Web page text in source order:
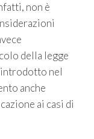
non è
della legge
nel
anche
ai casi di